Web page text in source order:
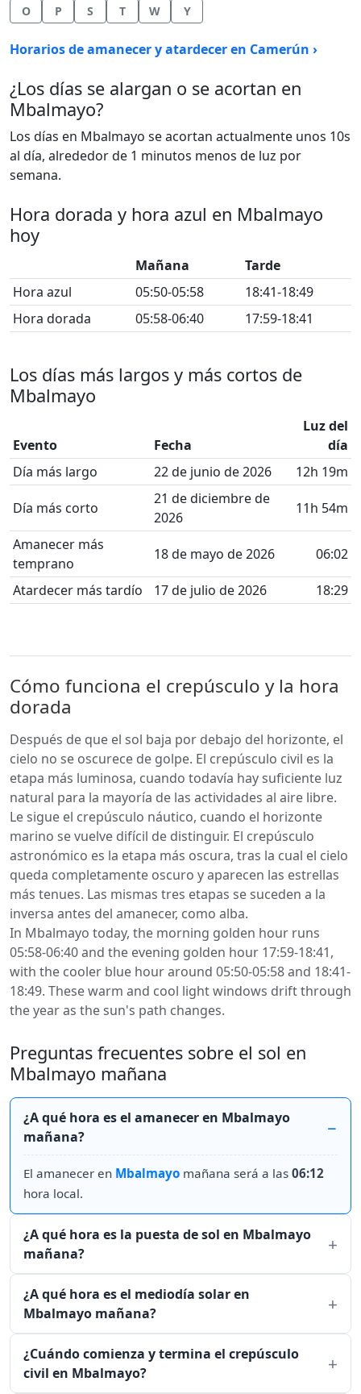
O P S T W Y
Horarios de amanecer y atardecer en Camerún ›
¿Los días se alargan o se acortan en
Mbalmayo?
Los días en Mbalmayo se acortan actualmente unos 10s
al día, alrededor de 1 minutos menos de luz por
semana.
Hora dorada y hora azul en Mbalmayo
hoy
Mañana
Tarde
Hora azul
05:50-05:58
18:41-18:49
Hora dorada
05:58-06:40 17:59-18:41
Los días más largos y más cortos de
Mbalmayo
Evento Fecha
Luz del
día
Día más largo
22 de junio de 2026 12h 19m
Día más corto
21 de diciembre de
2026
11h 54m
Amanecer más
temprano
18 de mayo de 2026 06:02
Atardecer más tardío 17 de julio de 2026 18:29
Cómo funciona el crepúsculo y la hora
dorada
Después de que el sol baja por debajo del horizonte, el
cielo no se oscurece de golpe. El crepúsculo civil es la
etapa más luminosa, cuando todavía hay suficiente luz
natural para la mayoría de las actividades al aire libre.
Le sigue el crepúsculo náutico, cuando el horizonte
marino se vuelve difícil de distinguir. El crepúsculo
astronómico es la etapa más oscura, tras la cual el cielo
queda completamente oscuro y aparecen las estrellas
más tenues. Las mismas tres etapas se suceden a la
inversa antes del amanecer, como alba.
In Mbalmayo today, the morning golden hour runs
05:58-06:40 and the evening golden hour 17:59-18:41,
with the cooler blue hour around 05:50-05:58 and 18:41-
18:49. These warm and cool light windows drift through
the year as the sun's path changes.
Preguntas frecuentes sobre el sol en
Mbalmayo mañana
¿A qué hora es el amanecer en Mbalmayo
mañana?
El amanecer en Mbalmayo mañana será a las 06:12
hora local.
¿A qué hora es la puesta de sol en Mbalmayo
mañana?
¿A qué hora es el mediodía solar en
Mbalmayo mañana?
¿Cuándo comienza y termina el crepúsculo
civil en Mbalmayo?